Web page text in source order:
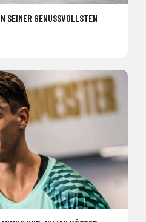
SEINER GENUSSVOLLSTEN